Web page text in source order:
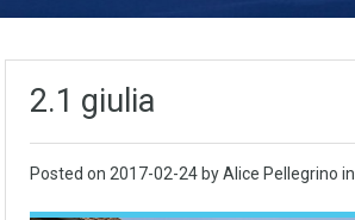
2.1 giulia
Posted on 2017-02-24 by Alice Pellegrino in